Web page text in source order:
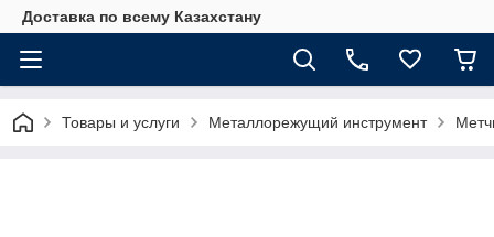
Доставка по всему Казахстану
Товары и услуги Металлорежущий инструмент